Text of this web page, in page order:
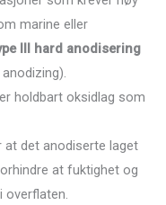
marine eller
III hard anodisering
holdbart oksidlag som
at det anodiserte laget
at fuktighet og
overflaten.